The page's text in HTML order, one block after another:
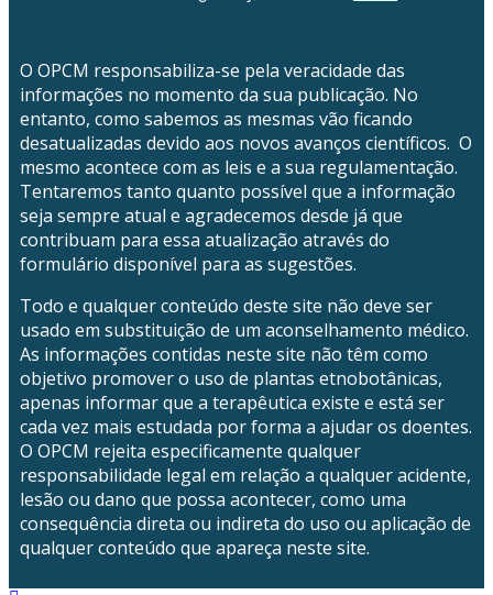
O OPCM responsabiliza-se pela veracidade das
informações no momento da sua publicação. No
entanto, como sabemos as mesmas vão ficando
desatualizadas devido aos novos avanços científicos. O
mesmo acontece com as leis e a sua regulamentação.
Tentaremos tanto quanto possível que a informação
seja sempre atual e agradecemos desde já que
contribuam para essa atualização através do
formulário disponível para as sugestões.
Todo e qualquer conteúdo deste site não deve ser
usado em substituição de um aconselhamento médico.
As informações contidas neste site não têm como
objetivo promover o uso de plantas etnobotânicas,
apenas informar que a terapêutica existe e está ser
cada vez mais estudada por forma a ajudar os doentes.
O OPCM rejeita especificamente qualquer
responsabilidade legal em relação a qualquer acidente,
lesão ou dano que possa acontecer, como uma
consequência direta ou indireta do uso ou aplicação de
qualquer conteúdo que apareça neste site.